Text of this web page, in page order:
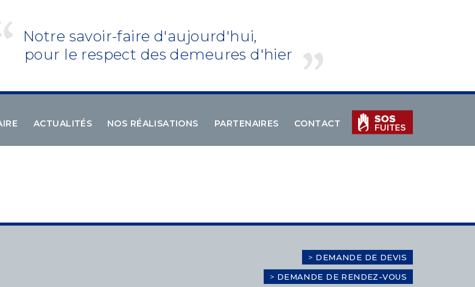
Notre savoir-faire d'aujourd'hui,
pour le respect des demeures d'hier
ACTUALITÉS NOS RÉALISATIONS PARTENAIRES CONTACT
> DEMANDE DE DEVIS
> DEMANDE DE RENDEZ-VOUS